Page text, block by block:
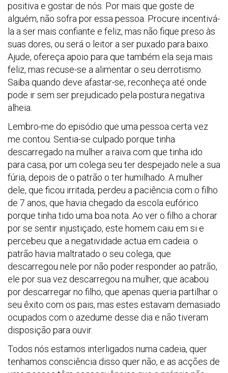
positiva e gostar de nós. Por mais que goste de
alguém, não sofra por essa pessoa. Procure incentivá-
la a ser mais confiante e feliz, mas não fique preso às
suas dores, ou será o leitor a ser puxado para baixo.
Ajude, ofereça apoio para que também ela seja mais
feliz, mas recuse-se a alimentar o seu derrotismo.
Saiba quando deve afastar-se, reconheça até onde
pode ir sem ser prejudicado pela postura negativa
alheia.
Lembro-me do episódio que uma pessoa certa vez
me contou. Sentia-se culpado porque tinha
descarregado na mulher a raiva com que tinha ido
para casa, por um colega seu ter despejado nele a sua
fúria, depois de o patrão o ter humilhado. A mulher
dele, que ficou irritada, perdeu a paciência com o filho
de 7 anos, que havia chegado da escola eufórico
porque tinha tido uma boa nota. Ao ver o filho a chorar
por se sentir injustiçado, este homem caiu em si e
percebeu que a negatividade actua em cadeia: o
patrão havia maltratado o seu colega, que
descarregou nele por não poder responder ao patrão,
ele por sua vez descarregou na mulher, que acabou
por descarregar no filho, que apenas queria partilhar o
seu êxito com os pais, mas estes estavam demasiado
ocupados com o azedume desse dia e não tiveram
disposição para ouvir.
Todos nós estamos interligados numa cadeia, quer
tenhamos consciência disso quer não, e as acções de